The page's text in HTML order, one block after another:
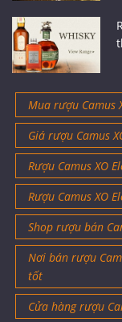
Mua rượu Camus
Giá rượu Camus
Rượu Camus XO
Rượu Camus XO
Shop rượu bán
Nơi bán rượu
tốt
Cửa hàng rượu